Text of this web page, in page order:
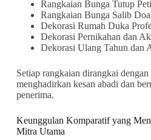
Rangkaian Bunga Tutup
Rangkaian Bunga Salib Doa
Dekorasi Rumah Duka
Dekorasi Pernikahan dan
Dekorasi Ulang Tahun dan
Setiap rangkaian dirangkai
menghadirkan kesan abadi dan
penerima.
Keunggulan Komparatif yang
Mitra Utama